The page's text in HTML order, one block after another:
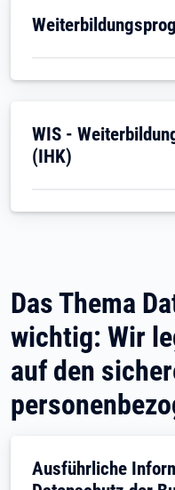
Öffnet in neuem
Öffnet in neuem
WIS -
(IHK)
Das Thema
wichtig: Wir
auf den
Ausführliche